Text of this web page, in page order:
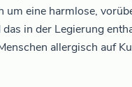
um eine harmlose,
in der Legierung
allergisch auf